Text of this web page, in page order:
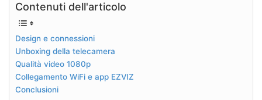
Contenuti dell'articolo
Design e connessioni
Unboxing della telecamera
Qualità video 1080p
Collegamento WiFi e app EZVIZ
Conclusioni